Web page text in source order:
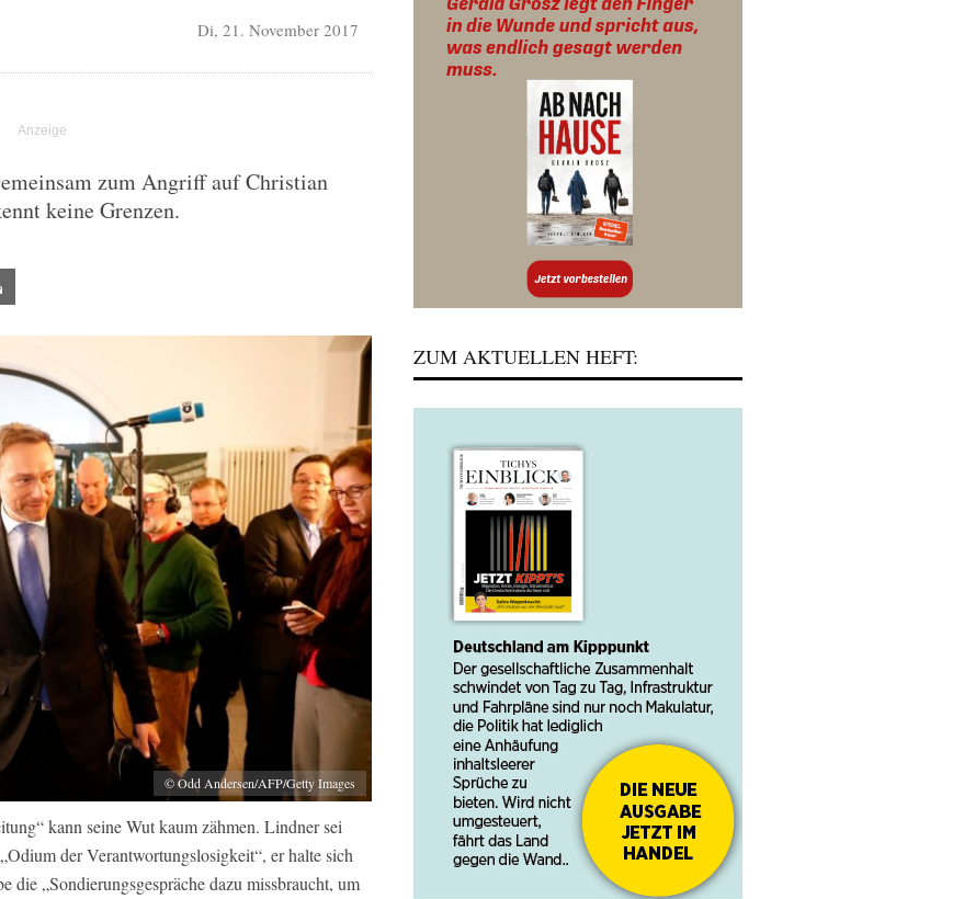
Di, 21. November 2017
zum Angriff auf Christian
keine Grenzen.
© Odd Andersen/AFP/Getty Images
kann seine Wut kaum zähmen. Lindner sei
der Verantwortungslosigkeit“, er halte sich
die „Sondierungsgespräche dazu missbraucht, um
ZUM AKTUELLEN HEFT: